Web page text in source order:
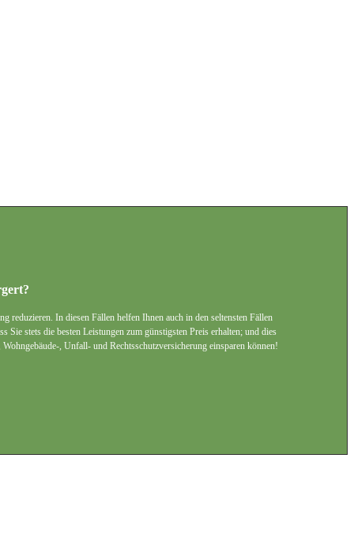
In diesen Fällen helfen Ihnen auch in den seltensten Fällen
stets die besten Leistungen zum günstigsten Preis erhalten; und dies
, Unfall- und Rechtsschutzversicherung einsparen können!